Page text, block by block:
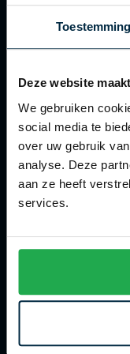
Toestemming
Deze website
We gebruiken
social media te
over uw gebruik
analyse. Deze
aan ze heeft
services.
Betalen
Verzenden
Retourneren
Klachtenafhandeling
Actievoorwaarden
Artikelonderhoud
Winkel
Contact winkel